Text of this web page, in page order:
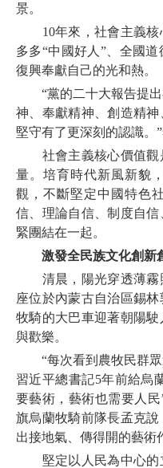
景。
10年來，社會主義核
多多“中國好人”、全國
復興奉獻自己的光和熱。
“黨的二十大報告提出
神、奉獻精神、創造精
堅守有了更深刻的認識。”
社會主義核心價值觀
量。培育時代新風新貌
觀，不斷堅定中國特色
信、理論自信、制度自
緊團結在一起。
激發全民族文化創新
清晨，陽光穿透薄霧
座位於內蒙古自治區錫
牧騎的大巴車迎著朝陽
與歡樂。
“每次看到農牧民群眾
習近平總書記5年前給烏
要藝術，藝術也需要人
旗烏蘭牧騎前隊長孟克
出接地氣、傳得開的藝術
堅定以人民為中心的